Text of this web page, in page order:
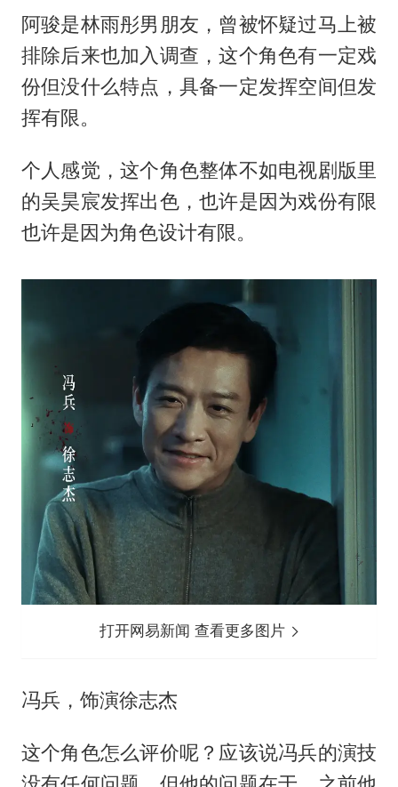
阿骏是林雨彤男朋友，曾被怀疑过马上被
排除后来也加入调查，这个角色有一定戏
份但没什么特点，具备一定发挥空间但发
挥有限。
个人感觉，这个角色整体不如电视剧版里
的吴昊宸发挥出色，也许是因为戏份有限
也许是因为角色设计有限。
打开网易新闻 查看更多图片
冯兵，饰演徐志杰
这个角色怎么评价呢？应该说冯兵的演技